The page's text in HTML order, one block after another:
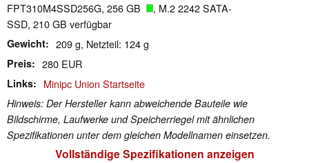
FPT310M4SSD256G, 256 GB
, M.2 2242 SATA-
SSD, 210 GB verfügbar
Gewicht 209 g, Netzteil: 124 g
Preis 280 EUR
Links Minipc Union Startseite
Hinweis: Der Hersteller kann abweichende Bauteile wie
Bildschirme, Laufwerke und Speicherriegel mit ähnlichen
Spezifikationen unter dem gleichen Modellnamen einsetzen.
Vollständige Spezifikationen anzeigen